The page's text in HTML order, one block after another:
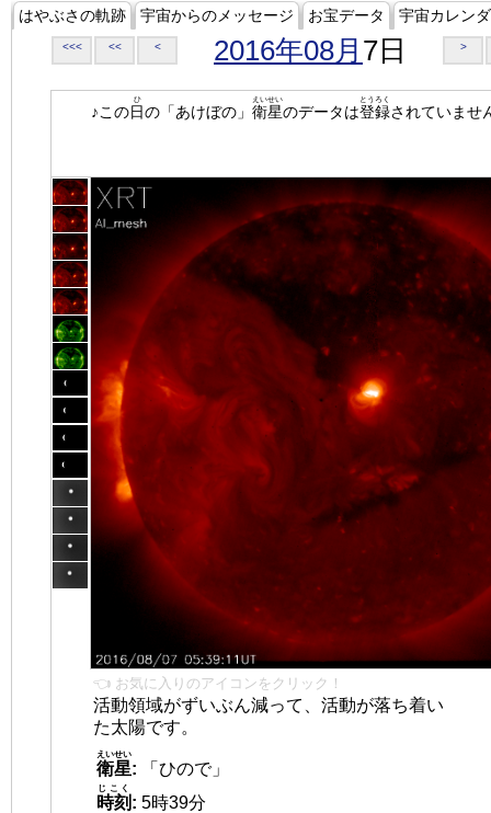
はやぶさの軌跡 宇宙からのメッセージ お宝データ 宇宙カレン
<<< << < 2016年08月 7日 >
♪この日
ひ
の「あけぼの」 衛星
えいせい
のデータは登録
とうろく
されていませ
👈 お気に入りのアイコンをクリック！
活動領域がずいぶん減って、活動が落ち着い
た太陽です。
衛星
えいせい
:
「ひので」
時刻
じこく
: 5時39分